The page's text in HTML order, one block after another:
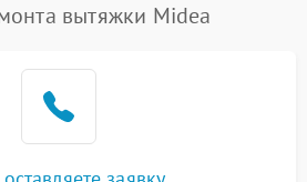
вытяжки Midea